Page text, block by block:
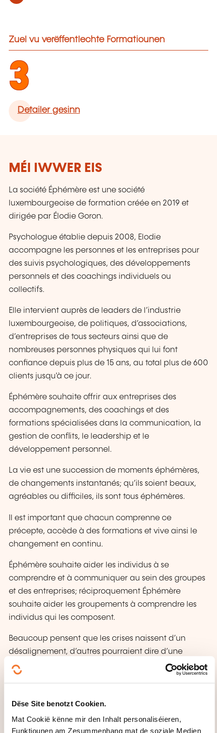
Dëse Site benotzt Cookien.
Mat Cookië kënne mir den Inhalt personaliséieren,
Funktiounen am Zesummenhang mat de soziale Medien
Zuel vu verëffentlechte Formatiounen
3
Detailer gesinn
MÉI IWWER EIS
La société Éphémère est une société
luxembourgeoise de formation créée en 2019 et
dirigée par Élodie Goron.
Psychologue établie depuis 2008, Elodie
accompagne les personnes et les entreprises pour
des suivis psychologiques, des développements
personnels et des coachings individuels ou
collectifs.
Elle intervient auprès de leaders de l’industrie
luxembourgeoise, de politiques, d’associations,
d’entreprises de tous secteurs ainsi que de
nombreuses personnes physiques qui lui font
confiance depuis plus de 15 ans, au total plus de 600
clients jusqu'à ce jour.
Éphémère souhaite offrir aux entreprises des
accompagnements, des coachings et des
formations spécialisées dans la communication, la
gestion de conflits, le leadership et le
développement personnel.
La vie est une succession de moments éphémères,
de changements instantanés; qu’ils soient beaux,
agréables ou difficiles, ils sont tous éphémères.
Il est important que chacun comprenne ce
précepte, accède à des formations et vive ainsi le
changement en continu.
Éphémère souhaite aider les individus à se
comprendre et à communiquer au sein des groupes
et des entreprises; réciproquement Éphémère
souhaite aider les groupements à comprendre les
individus qui les composent.
Beaucoup pensent que les crises naissent d’un
désalignement, d’autres pourraient dire d’une
incompréhension ou d’une mauvaise
vous connaître, à mieux comprendre votre